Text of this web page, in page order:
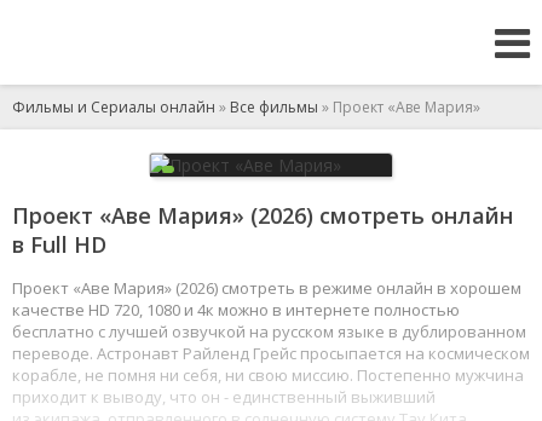
Фильмы и Сериалы онлайн » Все фильмы » Проект «Аве Мария»
Проект «Аве Мария» (2026) смотреть онлайн
в Full HD
Проект «Аве Мария» (2026) смотреть в режиме онлайн в хорошем
качестве HD 720, 1080 и 4к можно в интернете полностью
бесплатно с лучшей озвучкой на русском языке в дублированном
переводе. Астронавт Райленд Грейс просыпается на космическом
корабле, не помня ни себя, ни свою миссию. Постепенно мужчина
приходит к выводу, что он - единственный выживший